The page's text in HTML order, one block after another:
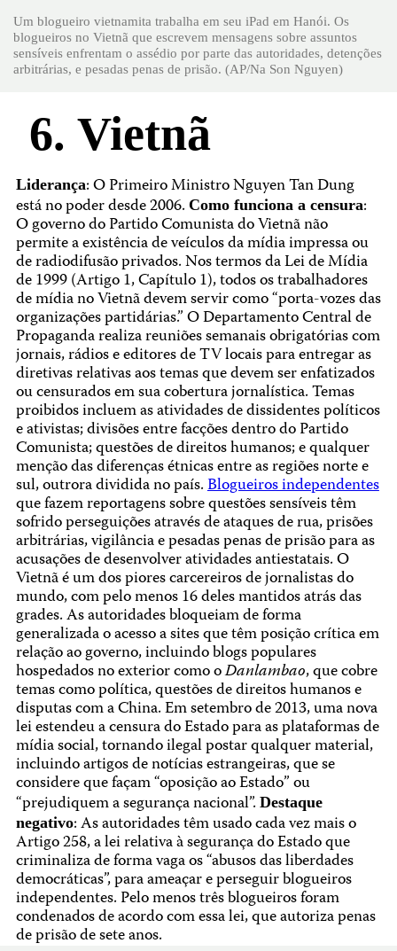
Um blogueiro vietnamita trabalha em seu iPad em Hanói. Os
blogueiros no Vietnã que escrevem mensagens sobre assuntos
sensíveis enfrentam o assédio por parte das autoridades, detenções
arbitrárias, e pesadas penas de prisão. (AP/Na Son Nguyen)
6. Vietnã
Liderança: O Primeiro Ministro Nguyen Tan Dung
está no poder desde 2006. Como funciona a censura:
O governo do Partido Comunista do Vietnã não
permite a existência de veículos da mídia impressa ou
de radiodifusão privados. Nos termos da Lei de Mídia
de 1999 (Artigo 1, Capítulo 1), todos os trabalhadores
de mídia no Vietnã devem servir como “porta-vozes das
organizações partidárias.” O Departamento Central de
Propaganda realiza reuniões semanais obrigatórias com
jornais, rádios e editores de TV locais para entregar as
diretivas relativas aos temas que devem ser enfatizados
ou censurados em sua cobertura jornalística. Temas
proibidos incluem as atividades de dissidentes políticos
e ativistas; divisões entre facções dentro do Partido
Comunista; questões de direitos humanos; e qualquer
menção das diferenças étnicas entre as regiões norte e
sul, outrora dividida no país.Blogueiros independentes
que fazem reportagens sobre questões sensíveis têm
sofrido perseguições através de ataques de rua, prisões
arbitrárias, vigilância e pesadas penas de prisão para as
acusações de desenvolver atividades antiestatais. O
Vietnã é um dos piores carcereiros de jornalistas do
mundo, com pelo menos 16 deles mantidos atrás das
grades. As autoridades bloqueiam de forma
generalizada o acesso a sites que têm posição crítica em
relação ao governo, incluindo blogs populares
hospedados no exterior como oDanlambao, que cobre
temas como política, questões de direitos humanos e
disputas com a China. Em setembro de 2013, uma nova
lei estendeu a censura do Estado para as plataformas de
mídia social, tornando ilegal postar qualquer material,
incluindo artigos de notícias estrangeiras, que se
considere que façam “oposição ao Estado” ou
“prejudiquem a segurança nacional”. Destaque
negativo: As autoridades têm usado cada vez mais o
Artigo 258, a lei relativa à segurança do Estado que
criminaliza de forma vaga os “abusos das liberdades
democráticas”, para ameaçar e perseguir blogueiros
independentes. Pelo menos três blogueiros foram
condenados de acordo com essa lei, que autoriza penas
de prisão de sete anos.